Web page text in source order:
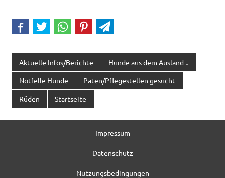
Aktuelle Infos/Berichte Hunde aus dem Ausland ↓
Notfelle Hunde Paten/Pflegestellen gesucht
Rüden Startseite
Impressum
Datenschutz
Nutzungsbedingungen